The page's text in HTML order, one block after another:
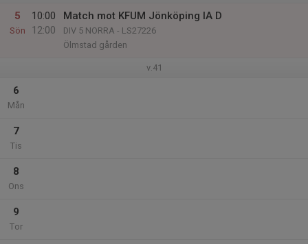
5
Sön
10:00
12:00
Match mot KFUM Jönköping IA D
DIV 5 NORRA - LS27226
Ölmstad gården
v.41
6
Mån
7
Tis
8
Ons
9
Tor